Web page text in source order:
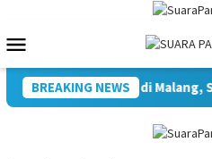
konten
Mobile
BREAKING NEWS
Budiar Tekankan